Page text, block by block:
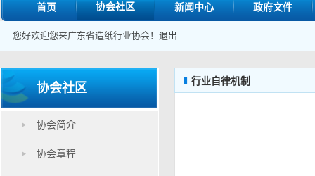
首页 协会社区 新闻中心 政府文件
您好欢迎您来广东省造纸行业协会！ 退出
协会社区
协会简介
协会章程
行业自律机制